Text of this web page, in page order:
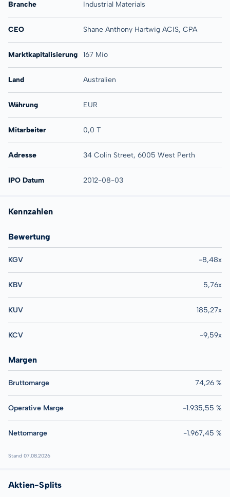
Branche Industrial Materials
CEO Shane Anthony Hartwig ACIS, CPA
Marktkapitalisierung 167 Mio
Land Australien
Währung EUR
Mitarbeiter 0,0 T
Adresse 34 Colin Street, 6005 West Perth
IPO Datum 2012-08-03
Kennzahlen
Bewertung
KGV -8,48x
KBV 5,76x
KUV 185,27x
KCV -9,59x
Margen
Bruttomarge 74,26 %
Operative Marge -1.935,55 %
Nettomarge -1.967,45 %
Stand 07.08.2026
Aktien-Splits